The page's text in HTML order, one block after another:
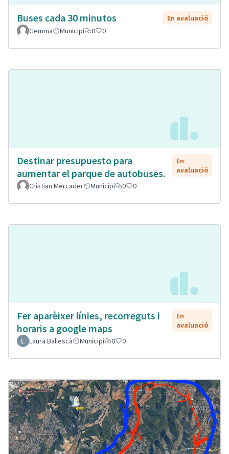
Buses cada 30 minutos
En avaluació
Gemma
Municipi 0 0
Destinar presupuesto para
aumentar el parque de autobuses.
En
avaluació
Cristian Mercader
Municipi 0 0
Fer aparèixer línies, recorreguts i
horaris a google maps
En
avaluació
Laura Ballescà
Municipi 0 0